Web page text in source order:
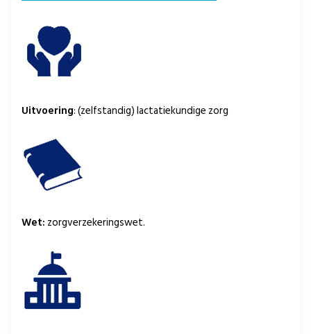
Uitvoering: (zelfstandig) lactatiekundige zorg
Wet: zorgverzekeringswet.